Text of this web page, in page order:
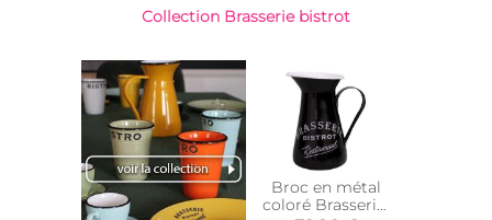
Collection Brasserie bistrot
Broc en métal
coloré Brasserie-